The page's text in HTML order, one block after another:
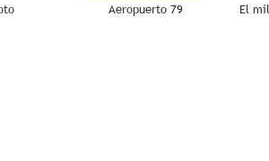
Aeropuerto 79